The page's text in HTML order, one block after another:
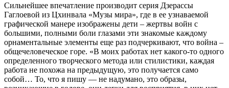
Сильнейшее впечатление произ­водит серия Дзерассы
Гаглоевой из Цхинвала «Музы мира», где в ее узна­ваемой
графической манере изобра­жены дети – жертвы войн с
большими, полными боли глазами эти знакомые каждому
орнаментальные элементы еще раз подчеркивают, что война –
об­щечеловеческое горе. «В моих рабо­тах нет какого-то одного
определенно­го творческого метода или стилистики, каждая
работа не похожа на предыду­щую, это получается само
собой… То, что я пишу — не надумано, это образы,